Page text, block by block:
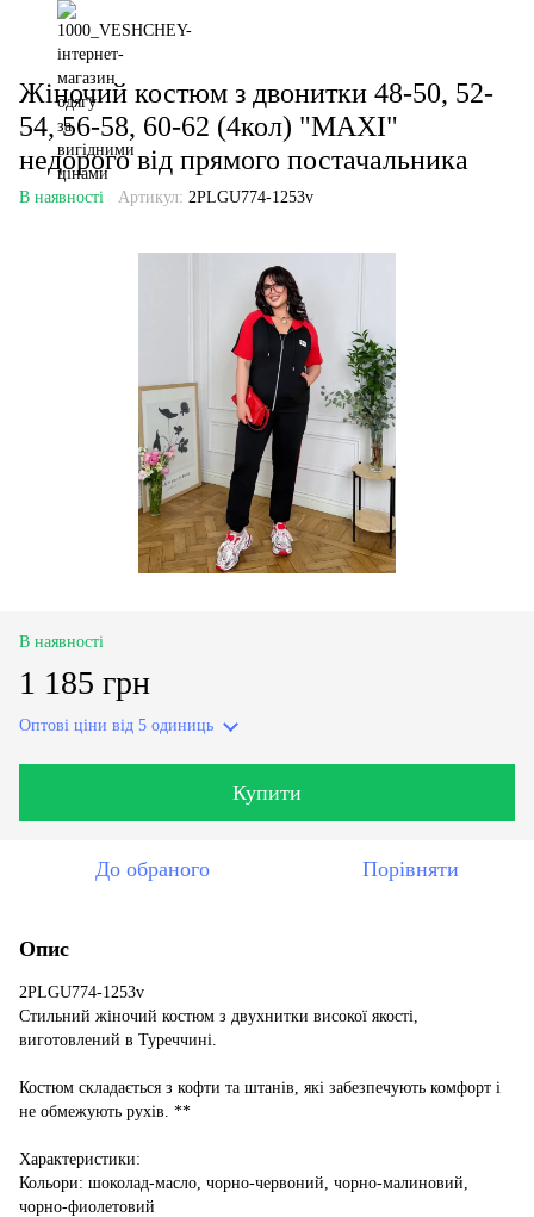
Жіночий костюм з двонитки 48-50, 52-
54, 56-58, 60-62 (4кол) "MAXI"
недорого від прямого постачальника
В наявності Артикул: 2PLGU774-1253v
В наявності
1 185 грн
Оптові ціни від 5 одиниць
Купити
До обраного Порівняти
Опис
2PLGU774-1253v
Стильний жіночий костюм з двухнитки високої якості,
виготовлений в Туреччині.
Костюм складається з кофти та штанів, які забезпечують комфорт і
не обмежують рухів. **
Характеристики:
Кольори: шоколад-масло, чорно-червоний, чорно-малиновий,
чорно-фиолетовий